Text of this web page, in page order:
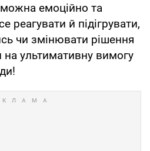
емоційно та
реагувати й підігрувати,
чи змінювати рішення
на ультимативну вимогу